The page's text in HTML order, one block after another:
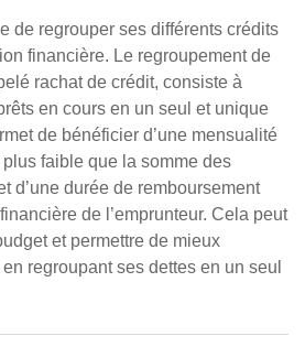
de regrouper ses différents crédits
financière. Le regroupement de
rachat de crédit, consiste à
en cours en un seul et unique
de bénéficier d’une mensualité
faible que la somme des
d’une durée de remboursement
de l’emprunteur. Cela peut
et permettre de mieux
regroupant ses dettes en un seul